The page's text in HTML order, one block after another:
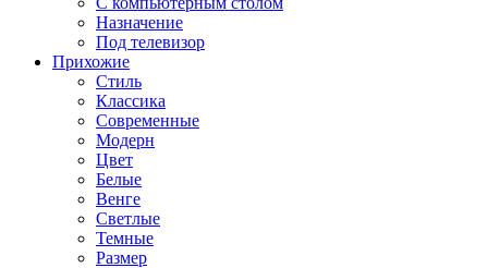
Назначение
Под телевизор
Прихожие
Стиль
Классика
Современные
Модерн
Цвет
Белые
Венге
Светлые
Темные
Размер